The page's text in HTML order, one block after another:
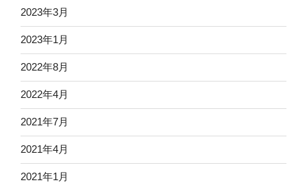
2023年3月
2023年1月
2022年8月
2022年4月
2021年7月
2021年4月
2021年1月